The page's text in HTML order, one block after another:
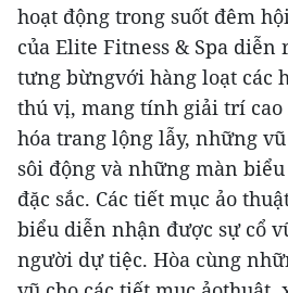
hoạt động trong suốt đêm
của Elite Fitness & Spa
tưng bừngvới hàng loạt các
thú vị, mang tính giải trí
hóa trang lộng lẫy, những
sôi động và những màn
đặc sắc. Các tiết mục ảo
biểu diễn nhận được sự cổ
người dự tiệc. Hòa cùng